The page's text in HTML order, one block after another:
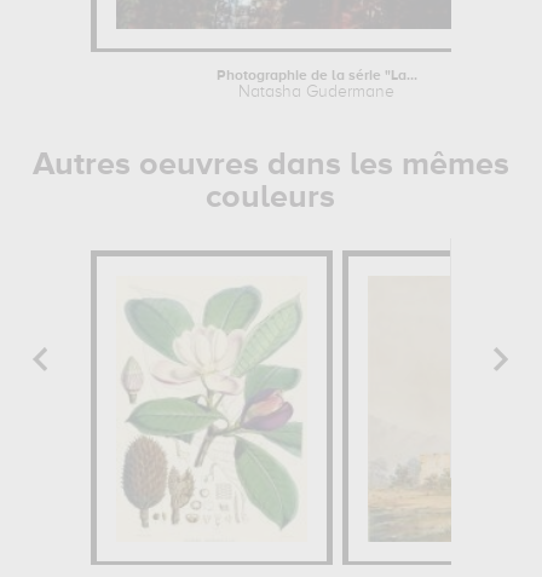
Photographie de la série "La...
Natasha Gudermane
Autres oeuvres dans les mêmes
couleurs